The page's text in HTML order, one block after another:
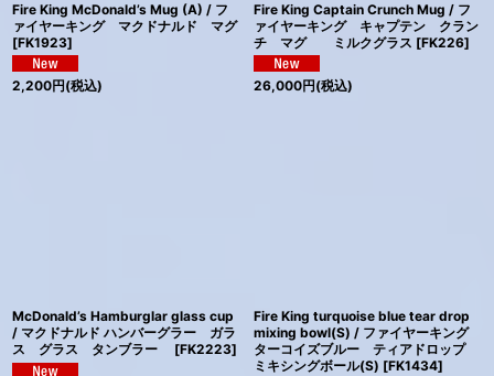
Fire King McDonald’s Mug (A) / フ
ァイヤーキング マクドナルド マグ
[FK1923]
2,200円(税込)
Fire King Captain Crunch Mug / フ
ァイヤーキング キャプテン クラン
チ マグ ミルクグラス [FK226]
26,000円(税込)
McDonald’s Hamburglar glass cup
/ マクドナルド ハンバーグラー ガラ
ス グラス タンブラー
[FK2223]
Fire King turquoise blue tear drop
mixing bowl(S) / ファイヤーキング
ターコイズブルー ティアドロップ
ミキシングボール(S) [FK1434]